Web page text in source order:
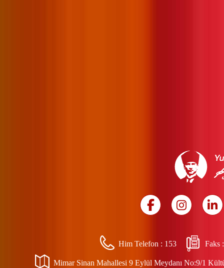
Him Telefon : 153 Faks
Mimar Sinan Mahallesi 9 Eylül Meydanı No:9/1